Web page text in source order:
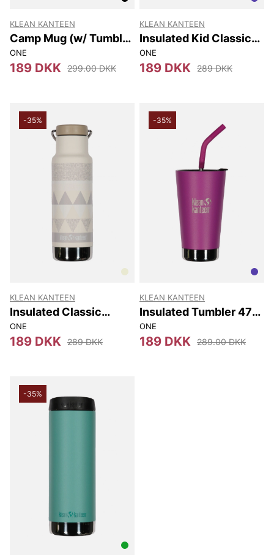
KLEAN KANTEEN
Camp Mug (w/ Tumbler
Lid) 355 Ml
ONE
189 DKK 299.00 DKK
KLEAN KANTEEN
Insulated Kid Classic
Narrow (w/sport Cap)
355 Ml
ONE
189 DKK 289 DKK
-35%
KLEAN KANTEEN
Insulated Classic
Narrow (w/loop Cap)
355 Ml
ONE
189 DKK 289 DKK
-35%
KLEAN KANTEEN
Insulated Tumbler 473
Ml
ONE
189 DKK 289.00 DKK
-35%